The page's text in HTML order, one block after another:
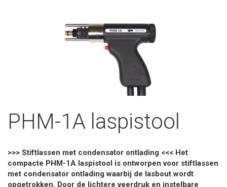
PHM-1A laspistool
>>> Stiftlassen met condensator ontlading <<< Het
compacte PHM-1A laspistool is ontworpen voor stiftlassen
met condensator ontlading waarbij de lasbout wordt
opgetrokken. Door de lichtere veerdruk en instelbare